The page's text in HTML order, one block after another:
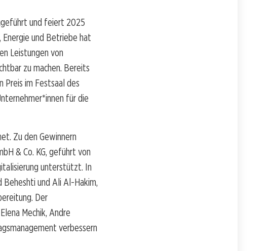
und feiert 2025
und Betriebe hat
Leistungen von
zu machen. Bereits
Preis im Festsaal des
für die
Zu den Gewinnern
& Co. KG, geführt von
unterstützt. In
und Ali Al-Hakim,
Der
Mechik, Andre
verbessern